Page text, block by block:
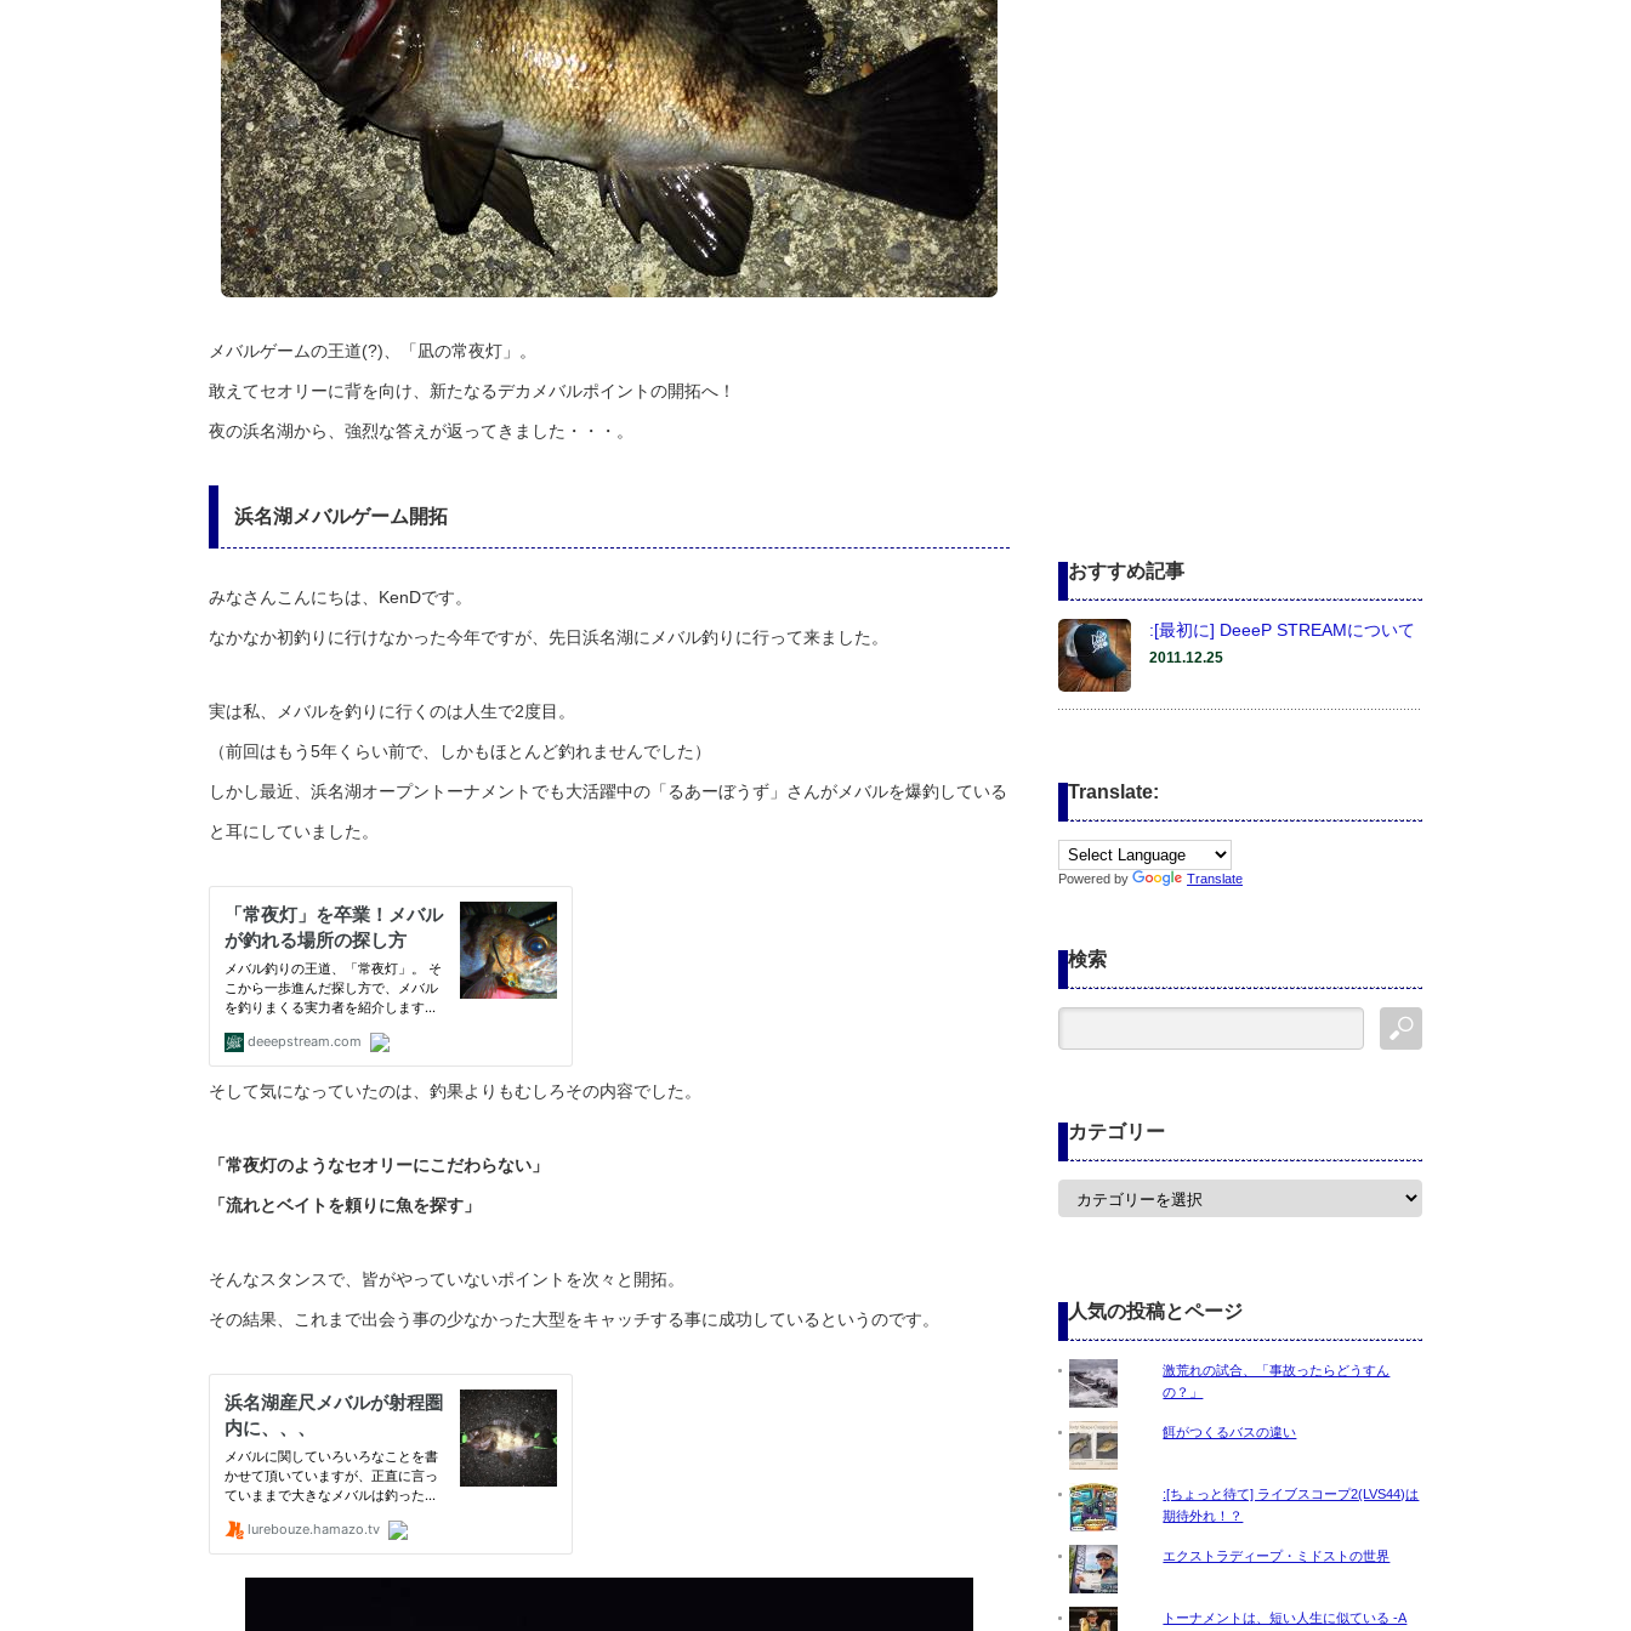
メバルゲームの王道(?)、「凪の常夜灯」。
敢えてセオリーに背を向け、新たなるデカメバルポイントの開拓へ！
夜の浜名湖から、強烈な答えが返ってきました・・・。
浜名湖メバルゲーム開拓
みなさんこんにちは、KenDです。
なかなか初釣りに行けなかった今年ですが、先日浜名湖にメバル釣りに行って来ました。
実は私、メバルを釣りに行くのは人生で2度目。
（前回はもう5年くらい前で、しかもほとんど釣れませんでした）
しかし最近、浜名湖オープントーナメントでも大活躍中の「るあーぼうず」さんがメバルを爆釣している
と耳にしていました。
そして気になっていたのは、釣果よりもむしろその内容でした。
「常夜灯のようなセオリーにこだわらない」
「流れとベイトを頼りに魚を探す」
そんなスタンスで、皆がやっていないポイントを次々と開拓。
その結果、これまで出会う事の少なかった大型をキャッチする事に成功しているというのです。
おすすめ記事
:[最初に] DeeeP STREAMについて
2011.12.25
Translate:
Powered by Translate
検索
カテゴリー
カ
人気の投稿とページ
激荒れの試合、「事故ったらどうすん
の？」
餌がつくるバスの違い
:[ちょっと待て] ライブスコープ2(LVS44)は
期待外れ！？
エクストラディープ・ミドストの世界
トーナメントは、短い人生に似ている -A